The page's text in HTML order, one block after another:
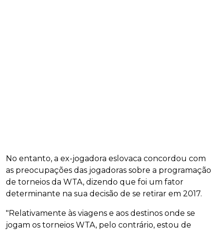
No entanto, a ex-jogadora eslovaca concordou com
as preocupações das jogadoras sobre a programação
de torneios da WTA, dizendo que foi um fator
determinante na sua decisão de se retirar em 2017.
"Relativamente às viagens e aos destinos onde se
jogam os torneios WTA, pelo contrário, estou de